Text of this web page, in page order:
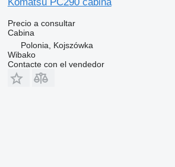
Precio a consultar
Cabina
Polonia, Kojszówka
Wibako
Contacte con el vendedor